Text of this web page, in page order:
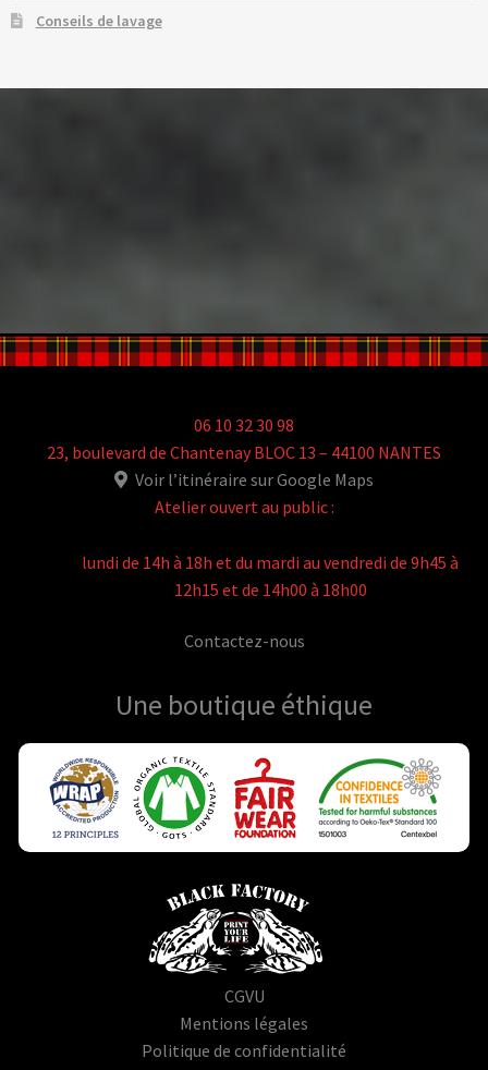
Conseils de lavage
06 10 32 30 98
23, boulevard de Chantenay BLOC 13 – 44100 NANTES
Voir l’itinéraire sur Google Maps
Atelier ouvert au public :
lundi de 14h à 18h et du mardi au vendredi de 9h45 à
12h15 et de 14h00 à 18h00
Contactez-nous
Une boutique éthique
CGVU
Mentions légales
Politique de confidentialité